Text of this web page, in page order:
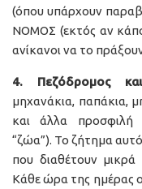
(όπου υπάρχουν
ΝΟΜΟΣ (εκτός αν
ανίκανοι να το
4. Πεζόδρομος
μηχανάκια, παπάκια,
και άλλα προσφιλή
“ζώα”). Το ζήτημα
που διαθέτουν
Κάθε ώρα της ημέρας